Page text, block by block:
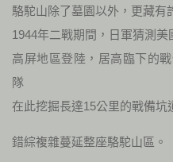
駱駝山除了墓園以外，更藏有
1944年二戰期間，日軍猜測
高屏地區登陸，居高臨下的
隊
在此挖掘長達15公里的戰備坑
錯綜複雜蔓延整座駱駝山區。